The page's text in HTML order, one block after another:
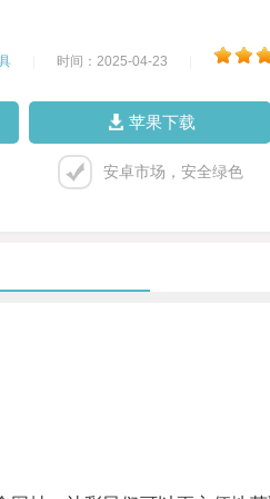
时间：2025-04-23
苹果下载
安卓市场，安全绿色